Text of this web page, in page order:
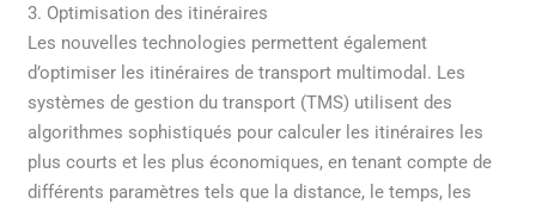
3. Optimisation des itinéraires
Les nouvelles technologies permettent également
d’optimiser les itinéraires de transport multimodal. Les
systèmes de gestion du transport (TMS) utilisent des
algorithmes sophistiqués pour calculer les itinéraires les
plus courts et les plus économiques, en tenant compte de
différents paramètres tels que la distance, le temps, les